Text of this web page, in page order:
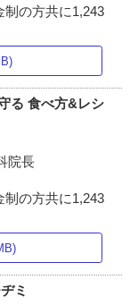
の方共に1,243
る 食べ方&レシ
院長
の方共に1,243
ミ